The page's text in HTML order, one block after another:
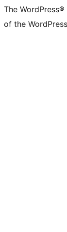
The
of the